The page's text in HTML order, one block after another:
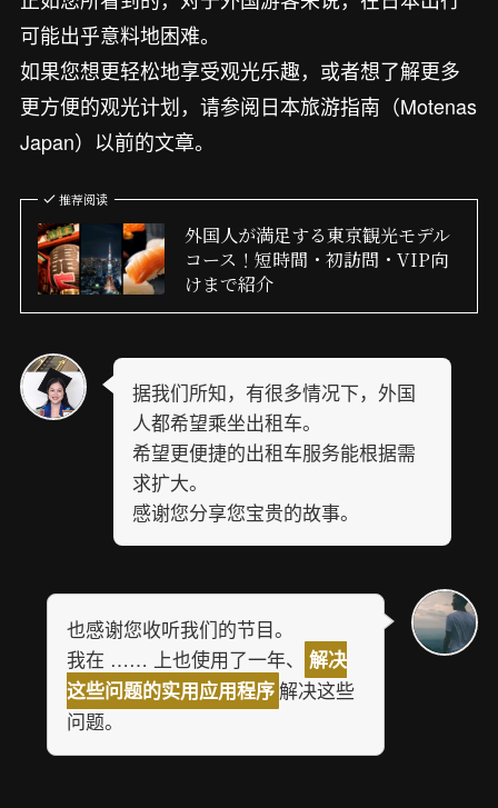
可能出乎意料地困难。
如果您想更轻松地享受观光乐趣，或者想了解更多
更方便的观光计划，请参阅日本旅游指南（Motenas
Japan）以前的文章。
推荐阅读
外国人が満足する東京観光モデル
コース！短時間・初訪問・VIP向
けまで紹介
据我们所知，有很多情况下，外国
人都希望乘坐出租车。
希望更便捷的出租车服务能根据需
求扩大。
感谢您分享您宝贵的故事。
也感谢您收听我们的节目。
我在 …… 上也使用了一年、
解决
这些问题的实用应用程序解决这些
问题。